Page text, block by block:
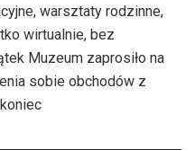
warsztaty rodzinne,
wirtualnie, bez
Muzeum zaprosiło na
sobie obchodów z